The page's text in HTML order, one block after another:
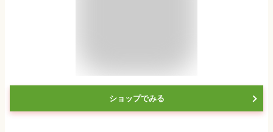
ショップでみる